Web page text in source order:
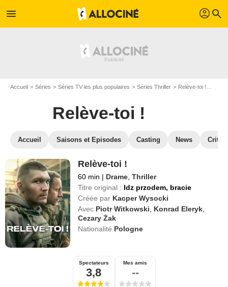
menu profil search
Accueil Séries Séries TV les plus populaires Séries Thriller Relève-toi !
Relève-toi !
Accueil Saisons et Episodes Casting News
Relève-toi !
60 min | Drame ,Thriller
Titre original : Idz przodem, bracie
Créée par Kacper Wysocki
Avec Piotr Witkowski Konrad Eleryk
Cezary Żak
Nationalité Pologne
Spectateurs
3,8
Mes amis
--